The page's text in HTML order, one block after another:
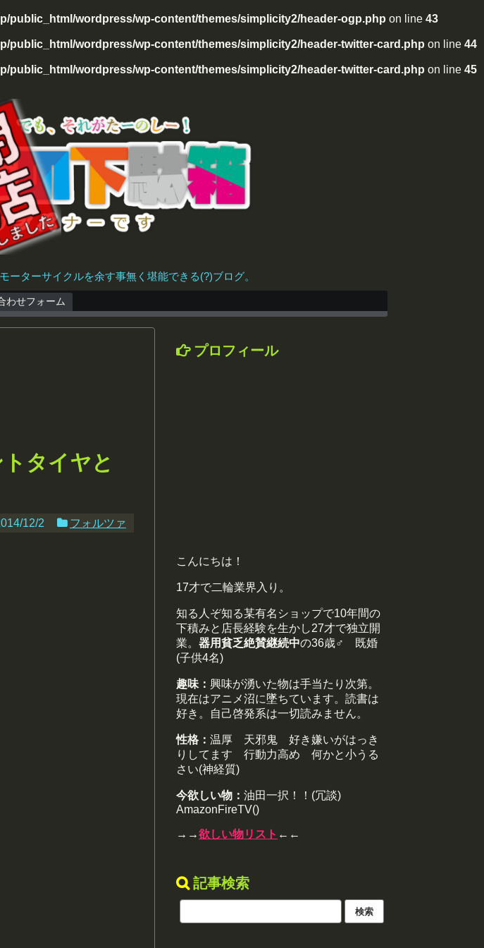
public_html/wordpress/wp-content/themes/simplicity2/header-ogp.php on line 43
public_html/wordpress/wp-content/themes/simplicity2/header-twitter-card.php on line 44
public_html/wordpress/wp-content/themes/simplicity2/header-twitter-card.php on line 45
ターサイクルを余す事無く堪能できる(?)ブログ。
わせフォーム
タイヤと
12/2 フォルツァ
プロフィール
こんにちは！
17才で二輪業界入り。
知る人ぞ知る某有名ショップで10年間の
下積みと店長経験を生かし27才で独立開
業。 器用貧乏絶賛継続中の36歳♂ 既婚
(子供4名)
趣味： 興味が湧いた物は手当たり次第。
現在はアニメ沼に墜ちています。読書は
好き。自己啓発系は一切読みません。
性格： 温厚 天邪鬼 好き嫌いがはっき
りしてます 行動力高め 何かと小うる
さい(神経質)
今欲しい物： 油田一択！！(冗談)
AmazonFireTV()
→→欲しい物リスト ←←
記事検索